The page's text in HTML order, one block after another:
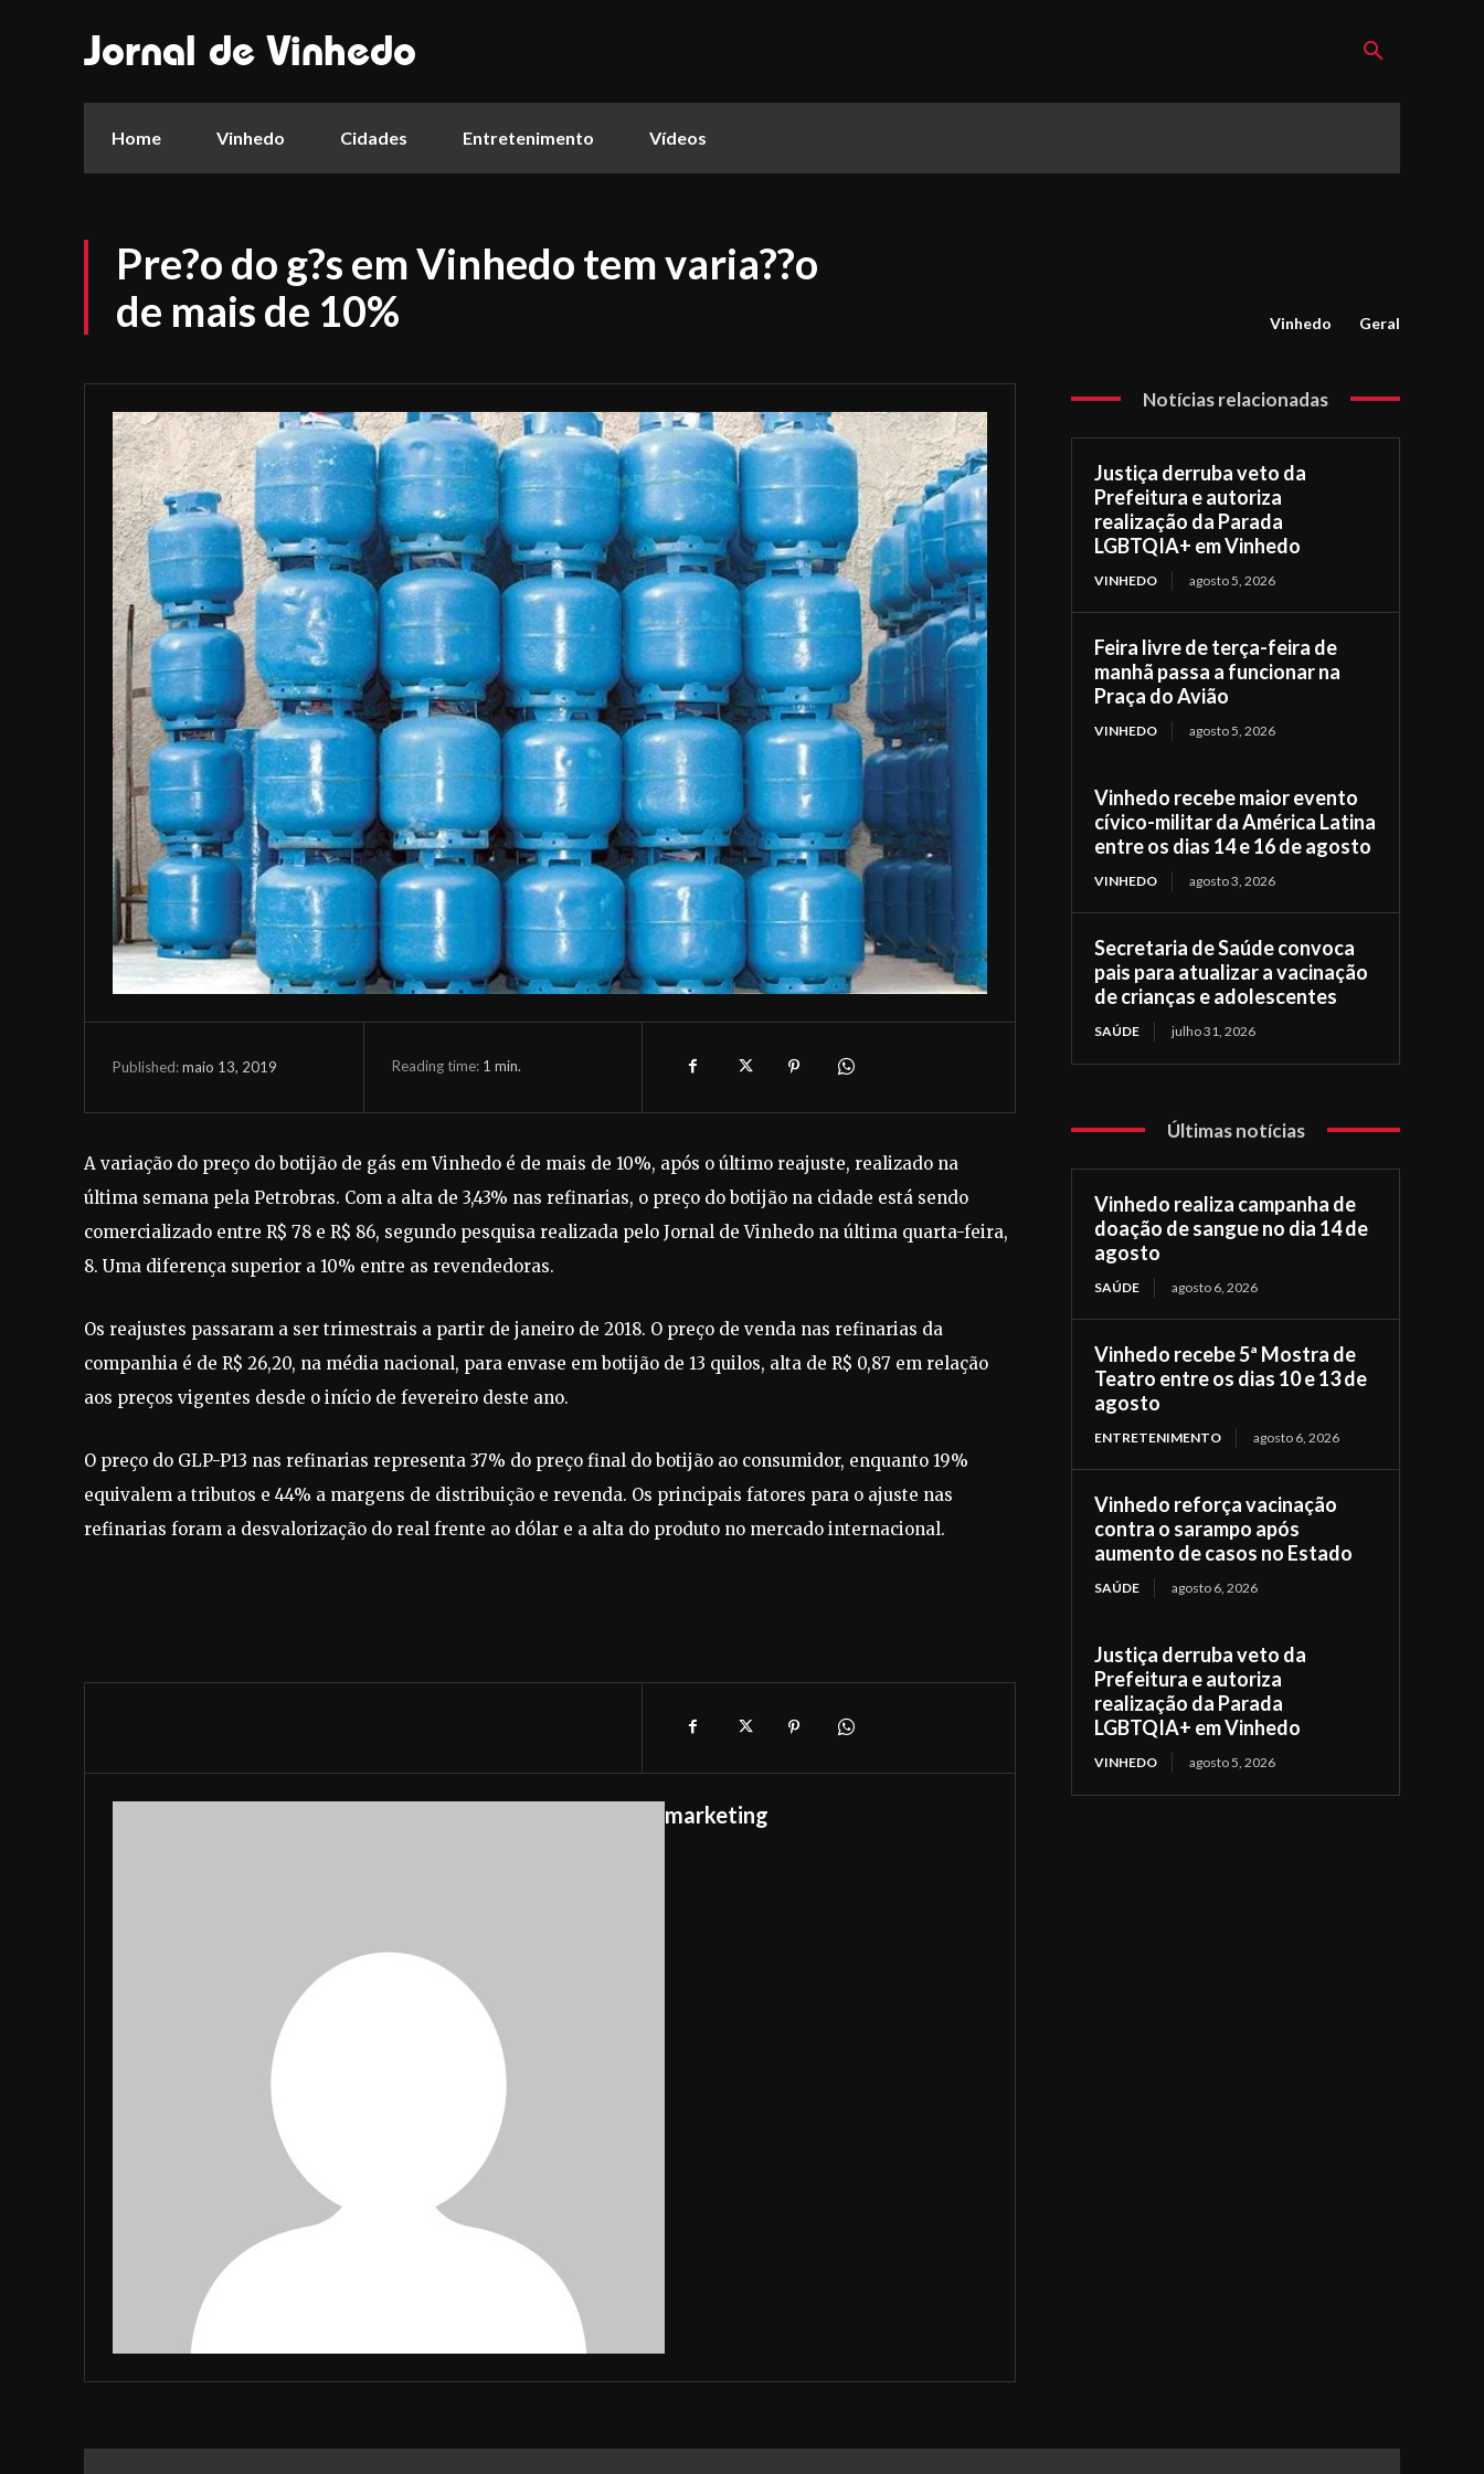
Jornal de Vinhedo
Home Vinhedo Cidades Entretenimento Vídeos
Pre?o do g?s em Vinhedo tem varia??o
de mais de 10%
Vinhedo Geral
Published:maio 13, 2019 Reading time: 1 min.
A variação do preço do botijão de gás em Vinhedo é de mais de 10%, após o último reajuste, realizado na
última semana pela Petrobras. Com a alta de 3,43% nas refinarias, o preço do botijão na cidade está sendo
comercializado entre R$ 78 e R$ 86, segundo pesquisa realizada pelo Jornal de Vinhedo na última quarta-feira,
8. Uma diferença superior a 10% entre as revendedoras.
Os reajustes passaram a ser trimestrais a partir de janeiro de 2018. O preço de venda nas refinarias da
companhia é de R$ 26,20, na média nacional, para envase em botijão de 13 quilos, alta de R$ 0,87 em relação
aos preços vigentes desde o início de fevereiro deste ano.
O preço do GLP-P13 nas refinarias representa 37% do preço final do botijão ao consumidor, enquanto 19%
equivalem a tributos e 44% a margens de distribuição e revenda. Os principais fatores para o ajuste nas
refinarias foram a desvalorização do real frente ao dólar e a alta do produto no mercado internacional.
marketing
Notícias relacionadas
Justiça derruba veto da
Prefeitura e autoriza
realização da Parada
LGBTQIA+ em Vinhedo
VINHEDO agosto 5, 2026
Feira livre de terça-feira de
manhã passa a funcionar na
Praça do Avião
VINHEDO agosto 5, 2026
Vinhedo recebe maior evento
cívico-militar da América Latina
entre os dias 14 e 16 de agosto
VINHEDO agosto 3, 2026
Secretaria de Saúde convoca
pais para atualizar a vacinação
de crianças e adolescentes
SAÚDE julho 31, 2026
Últimas notícias
Vinhedo realiza campanha de
doação de sangue no dia 14 de
agosto
SAÚDE agosto 6, 2026
Vinhedo recebe 5ª Mostra de
Teatro entre os dias 10 e 13 de
agosto
ENTRETENIMENTO agosto 6, 2026
Vinhedo reforça vacinação
contra o sarampo após
aumento de casos no Estado
SAÚDE agosto 6, 2026
Justiça derruba veto da
Prefeitura e autoriza
realização da Parada
LGBTQIA+ em Vinhedo
VINHEDO agosto 5, 2026